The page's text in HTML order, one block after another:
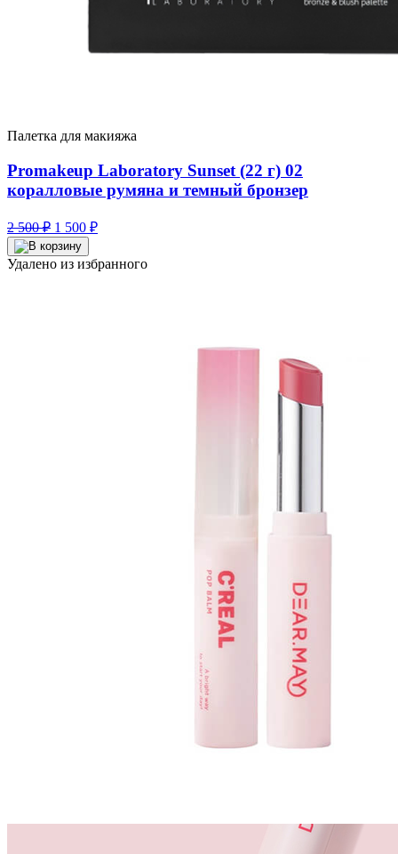
Палетка для макияжа
Promakeup Laboratory Sunset (22 г) 02
коралловые румяна и темный бронзер
2 500₽ Первоначальная
цена
составляла
2
1 500 ₽Текущая
1
500 ₽.
Удалено из избранного